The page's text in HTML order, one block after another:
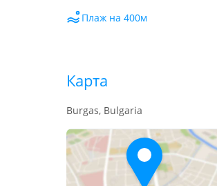
Плаж на 400м
Карта
Burgas, Bulgaria